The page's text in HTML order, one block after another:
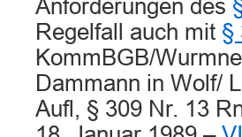
Anforderungen des
Regelfall auch mit §
KommBGB/
Dammann in Wolf/
Aufl, § 309 Nr. 13